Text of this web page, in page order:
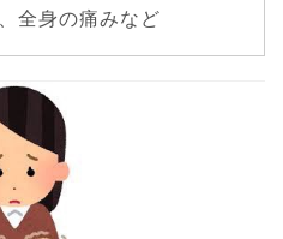
全身の痛みなど